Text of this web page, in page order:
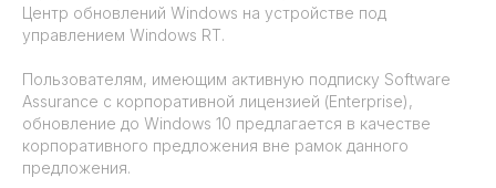
Центр обновлений Windows на устройстве под
управлением Windows RT.
Пользователям, имеющим активную подписку Software
Assurance с корпоративной лицензией (Enterprise),
обновление до Windows 10 предлагается в качестве
корпоративного предложения вне рамок данного
предложения.